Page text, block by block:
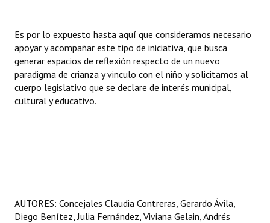
Es por lo expuesto hasta aquí que consideramos necesario
apoyar y acompañar este tipo de iniciativa, que busca
generar espacios de reflexión respecto de un nuevo
paradigma de crianza y vinculo con el niño y solicitamos al
cuerpo legislativo que se declare de interés municipal,
cultural y educativo.
AUTORES: Concejales Claudia Contreras, Gerardo Ávila,
Diego Benítez, Julia Fernández, Viviana Gelain, Andrés